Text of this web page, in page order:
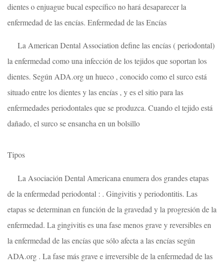
dientes o enjuague bucal específico no hará desaparecer la
enfermedad de las encías. Enfermedad de las Encías
La American Dental Association define las encías ( periodontal)
la enfermedad como una infección de los tejidos que soportan los
dientes. Según ADA.org un hueco , conocido como el surco está
situado entre los dientes y las encías , y es el sitio para las
enfermedades periodontales que se produzca. Cuando el tejido está
dañado, el surco se ensancha en un bolsillo
Tipos
La Asociación Dental Americana enumera dos grandes etapas
de la enfermedad periodontal : . Gingivitis y periodontitis. Las
etapas se determinan en función de la gravedad y la progresión de la
enfermedad. La gingivitis es una fase menos grave y reversibles en
la enfermedad de las encías que sólo afecta a las encías según
ADA.org . La fase más grave e irreversible de la enfermedad de las